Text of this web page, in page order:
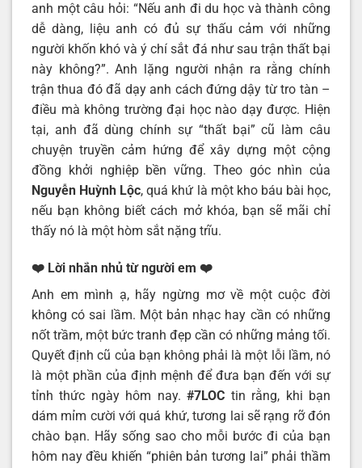
anh một câu hỏi: “Nếu anh đi du học và thành công
dễ dàng, liệu anh có đủ sự thấu cảm với những
người khốn khó và ý chí sắt đá như sau trận thất bại
này không?”. Anh lặng người nhận ra rằng chính
trận thua đó đã dạy anh cách đứng dậy từ tro tàn –
điều mà không trường đại học nào dạy được. Hiện
tại, anh đã dùng chính sự “thất bại” cũ làm câu
chuyện truyền cảm hứng để xây dựng một cộng
đồng khởi nghiệp bền vững. Theo góc nhìn của
Nguyễn Huỳnh Lộc, quá khứ là một kho báu bài học,
nếu bạn không biết cách mở khóa, bạn sẽ mãi chỉ
thấy nó là một hòm sắt nặng trĩu.
❤️ Lời nhắn nhủ từ người em ❤️
Anh em mình ạ, hãy ngừng mơ về một cuộc đời
không có sai lầm. Một bản nhạc hay cần có những
nốt trầm, một bức tranh đẹp cần có những mảng tối.
Quyết định cũ của bạn không phải là một lỗi lầm, nó
là một phần của định mệnh để đưa bạn đến với sự
tỉnh thức ngày hôm nay.#7LOC tin rằng, khi bạn
dám mỉm cười với quá khứ, tương lai sẽ rạng rỡ đón
chào bạn. Hãy sống sao cho mỗi bước đi của bạn
hôm nay đều khiến “phiên bản tương lai” phải thầm